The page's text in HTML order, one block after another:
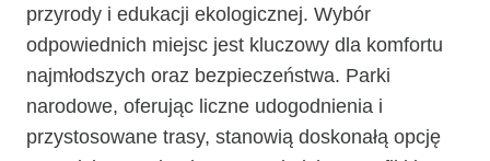
przyrody i edukacji ekologicznej. Wybór
odpowiednich miejsc jest kluczowy dla komfortu
najmłodszych oraz bezpieczeństwa. Parki
narodowe, oferując liczne udogodnienia i
przystosowane trasy, stanowią doskonałą opcję